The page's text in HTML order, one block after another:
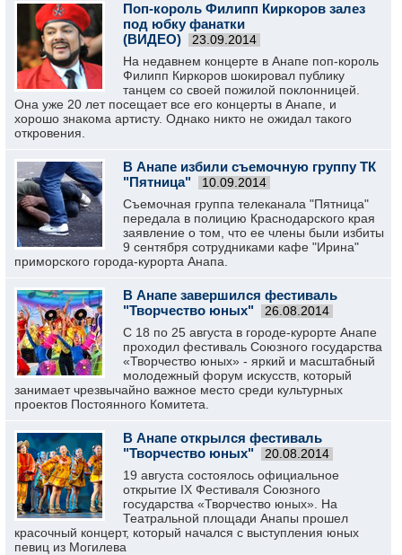
Поп-король Филипп Киркоров залез
под юбку фанатки
(ВИДЕО)
23.09.2014
На недавнем концерте в Анапе поп-король
Филипп Киркоров шокировал публику
танцем со своей пожилой поклонницей.
Она уже 20 лет посещает все его концерты в Анапе, и
хорошо знакома артисту. Однако никто не ожидал такого
откровения.
В Анапе избили съемочную группу ТК
"Пятница"
10.09.2014
Съемочная группа телеканала "Пятница"
передала в полицию Краснодарского края
заявление о том, что ее члены были избиты
9 сентября сотрудниками кафе "Ирина"
приморского города-курорта Анапа.
В Анапе завершился фестиваль
"Творчество юных"
26.08.2014
С 18 по 25 августа в городе-курорте Анапе
проходил фестиваль Союзного государства
«Творчество юных» - яркий и масштабный
молодежный форум искусств, который
занимает чрезвычайно важное место среди культурных
проектов Постоянного Комитета.
В Анапе открылся фестиваль
"Творчество юных"
20.08.2014
19 августа состоялось официальное
открытие IX Фестиваля Союзного
государства «Творчество юных». На
Театральной площади Анапы прошел
красочный концерт, который начался с выступления юных
певиц из Могилева